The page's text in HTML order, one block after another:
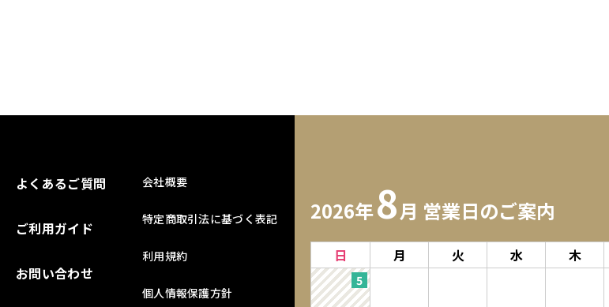
2026年8月 営業日のご案内
日 月 火 水 木
よくあるご質問
ご利用ガイド
お問い合わせ
会社概要
特定商取引法に基づく表記
利用規約
個人情報保護方針